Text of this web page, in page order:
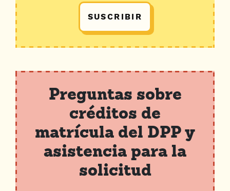
SUSCRIBIR
Preguntas sobre
créditos de
matrícula del DPP y
asistencia para la
solicitud